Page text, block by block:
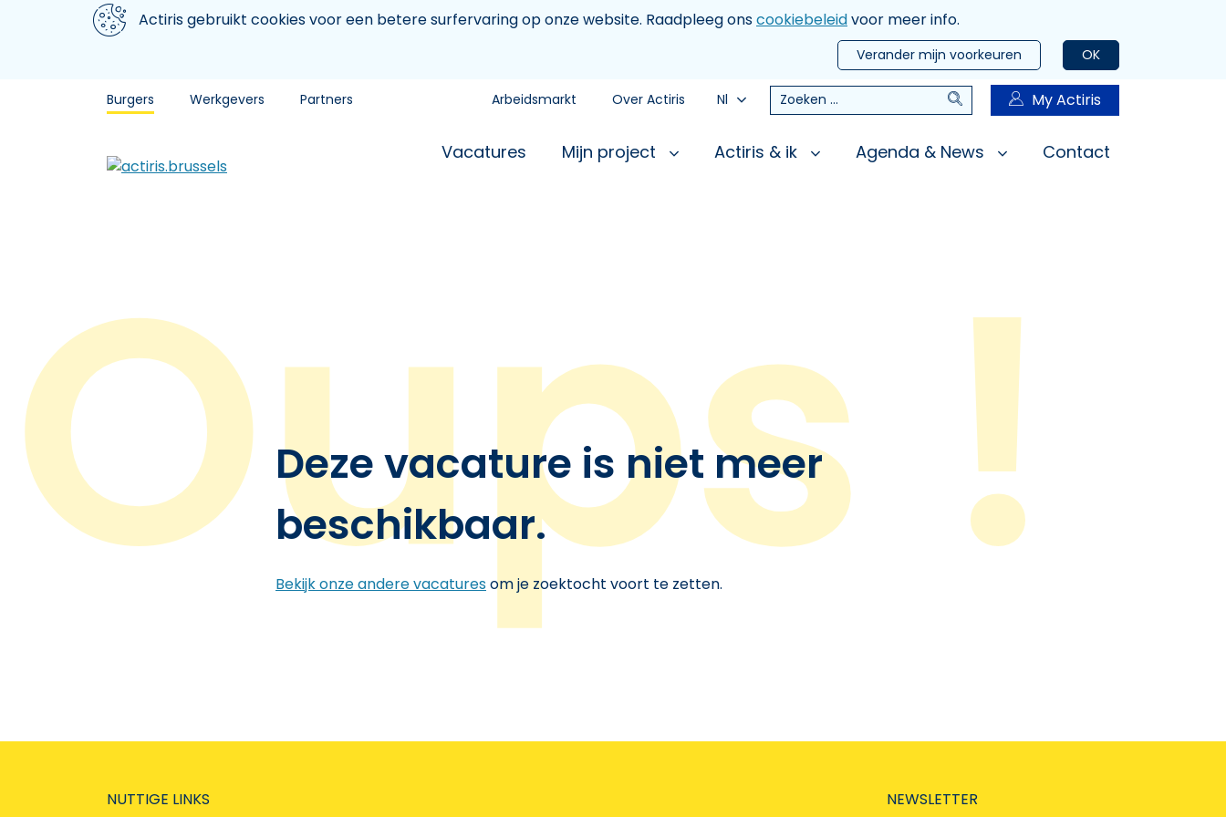
Aller au contenu principal
We gebruiken cookiesActiris gebruikt cookies voor een betere surfervaring op onze website. Raadpleeg onscookiebeleidvoor meer info.
OK
Verander mijn voorkeuren
Burgers Werkgevers Partners Arbeidsmarkt Over Actiris Nl Zoeken Zoeken My Actiris
Vacatures Mijn project Actiris & ik Agenda & News Contact
Deze vacature is niet meer
beschikbaar.
Bekijk onze andere vacaturesom je zoektocht voort te zetten.
NUTTIGE LINKS NEWSLETTER